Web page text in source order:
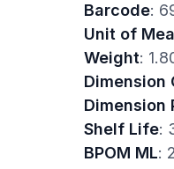
Barcode:
Unit of
Weight:
Dimension
Dimension
Shelf Life:
BPOM ML: